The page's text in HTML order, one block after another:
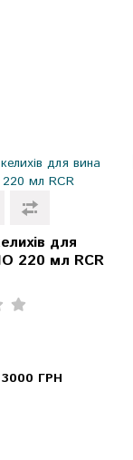
для
220 мл RCR
ГРН